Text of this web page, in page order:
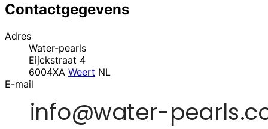
Contactgegevens
Adres
Water-pearls
Eijckstraat 4
6004XA Weert NL
E-mail